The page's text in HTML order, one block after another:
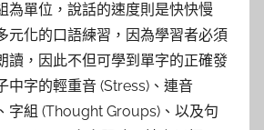
為單位，說話的速度則是快快慢
元化的口語練習，因為學習者必須
讀，因此不但可學到單字的正確發
中字的輕重音 (Stress)、連音
字組 (Thought Groups)、以及句